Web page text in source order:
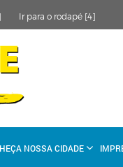
Ir para o rodapé [4]
NOSSA CIDADE